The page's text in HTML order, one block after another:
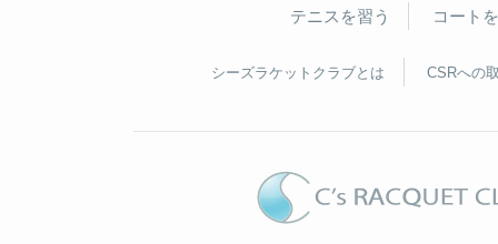
テニスを習う コート
シーズラケットクラブとは CSRへの